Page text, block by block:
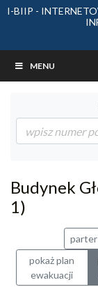
I-BIIP -
MENU
Budynek
1)
parter
pokaż plan
ewakuacji